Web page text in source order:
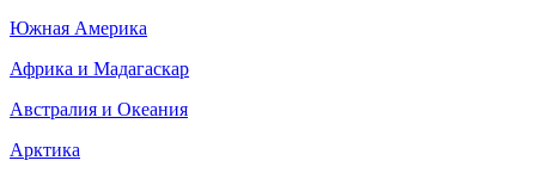
Южная Америка
Африка и Мадагаскар
Австралия и Океания
Арктика